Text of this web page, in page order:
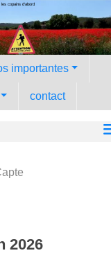
copains d'abord
importantes
contact
2026